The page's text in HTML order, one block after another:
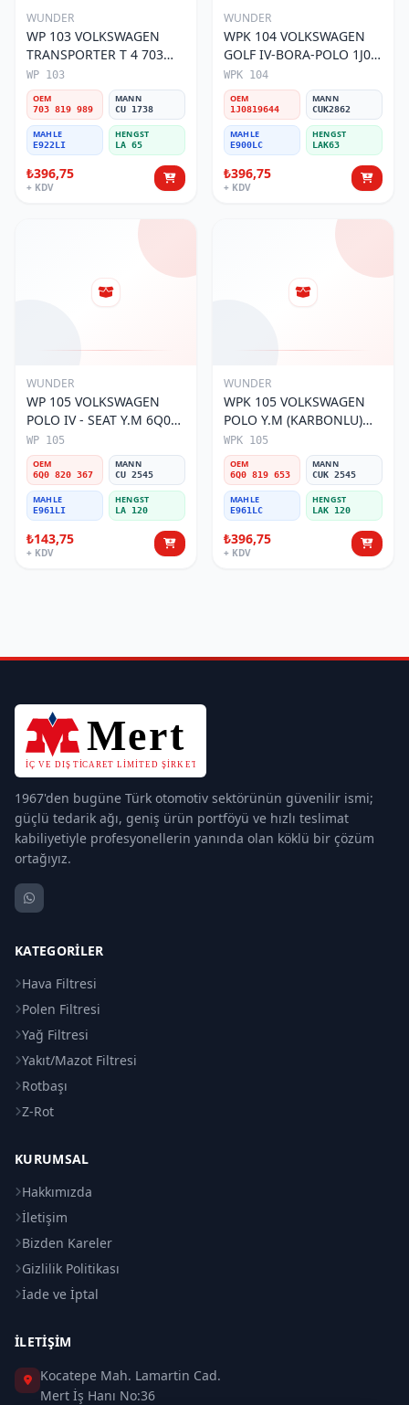
WUNDER
WP 103 VOLKSWAGEN
TRANSPORTER T 4 703
819 989 Polen Filtresi
WP 103
OEM
703 819 989
MANN
CU 1738
MAHLE
E922LI
HENGST
LA 65
₺396,75
+ KDV
WUNDER
WPK 104 VOLKSWAGEN
GOLF IV-BORA-POLO 1J0
819 644 Polen Filtresi
WPK 104
OEM
1J0819644
MANN
CUK2862
MAHLE
E900LC
HENGST
LAK63
₺396,75
+ KDV
WUNDER
WP 105 VOLKSWAGEN
POLO IV - SEAT Y.M 6Q0
820 367 Polen Filtresi
WP 105
OEM
6Q0 820 367
MANN
CU 2545
MAHLE
E961LI
HENGST
LA 120
₺143,75
+ KDV
WUNDER
WPK 105 VOLKSWAGEN
POLO Y.M (KARBONLU)
6Q0 819 653 Polen Filtresi
WPK 105
OEM
6Q0 819 653
MANN
CUK 2545
MAHLE
E961LC
HENGST
LAK 120
₺396,75
+ KDV
1967'den bugüne Türk otomotiv sektörünün güvenilir ismi;
güçlü tedarik ağı, geniş ürün portföyü ve hızlı teslimat
kabiliyetiyle profesyonellerin yanında olan köklü bir çözüm
ortağıyız.
KATEGORILER
Hava Filtresi
Polen Filtresi
Yağ Filtresi
Yakıt/Mazot Filtresi
Rotbaşı
Z-Rot
KURUMSAL
Hakkımızda
İletişim
Bizden Kareler
Gizlilik Politikası
İade ve İptal
İLETIŞIM
Kocatepe Mah. Lamartin Cad.
Mert İş Hanı No:36